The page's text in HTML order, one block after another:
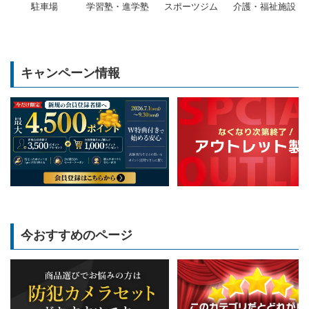
駐車場 学習塾・進学塾 スポーツジム 介護・福祉施設
キャンペーン情報
今おすすめのページ